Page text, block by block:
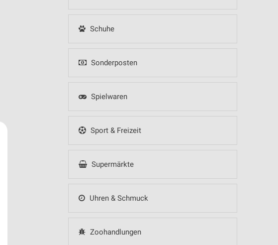
Schuhe
Sonderposten
Spielwaren
Sport & Freizeit
Supermärkte
Uhren & Schmuck
Zoohandlungen